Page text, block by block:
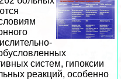
систем, гипоксии
реакций, особенно